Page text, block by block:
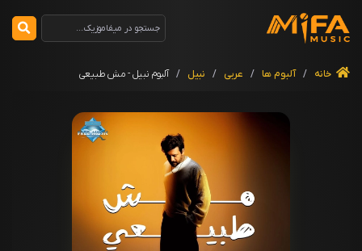
خانه / آلبوم ها / عربی / نبیل / آلبوم نبیل - مش طبیعی